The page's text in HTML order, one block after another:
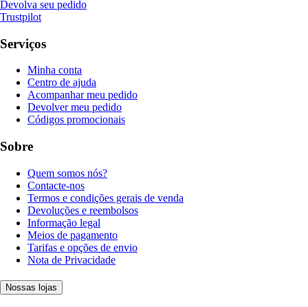
Devolva seu pedido
Trustpilot
Serviços
Minha conta
Centro de ajuda
Acompanhar meu pedido
Devolver meu pedido
Códigos promocionais
Sobre
Quem somos nós?
Contacte-nos
Termos e condições gerais de venda
Devoluções e reembolsos
Informação legal
Meios de pagamento
Tarifas e opções de envio
Nota de Privacidade
Nossas lojas